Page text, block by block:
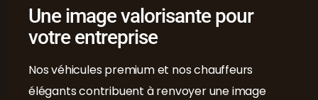
Une image valorisante pour
votre entreprise
Nos véhicules premium et nos chauffeurs
élégants contribuent à renvoyer une image